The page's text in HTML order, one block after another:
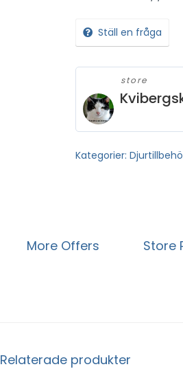
Ställ en fråga
store
Kategorier:
More Offers Store
Relaterade produkter